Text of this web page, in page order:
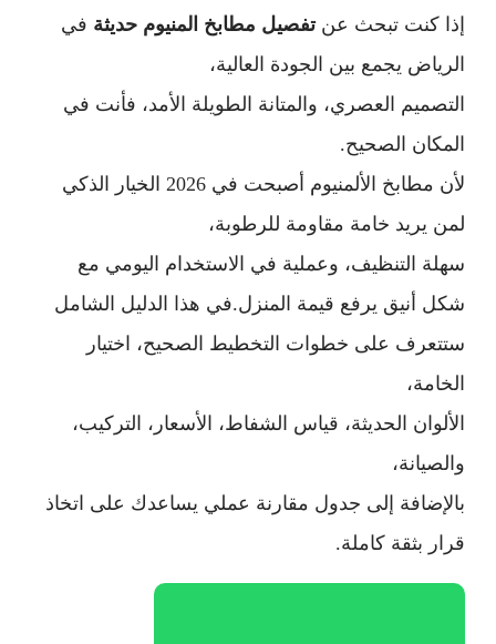
إذا كنت تبحث عنتفصيل مطابخ المنيوم حديثة في
الرياض يجمع بين الجودة العالية،
التصميم العصري، والمتانة الطويلة الأمد، فأنت في
المكان الصحيح.
لأن مطابخ الألمنيوم أصبحت في 2026 الخيار الذكي
لمن يريد خامة مقاومة للرطوبة،
سهلة التنظيف، وعملية في الاستخدام اليومي مع
شكل أنيق يرفع قيمة المنزل.في هذا الدليل الشامل
ستتعرف على خطوات التخطيط الصحيح، اختيار
الخامة،
الألوان الحديثة، قياس الشفاط، الأسعار، التركيب،
والصيانة،
بالإضافة إلى جدول مقارنة عملي يساعدك على اتخاذ
قرار بثقة كاملة.